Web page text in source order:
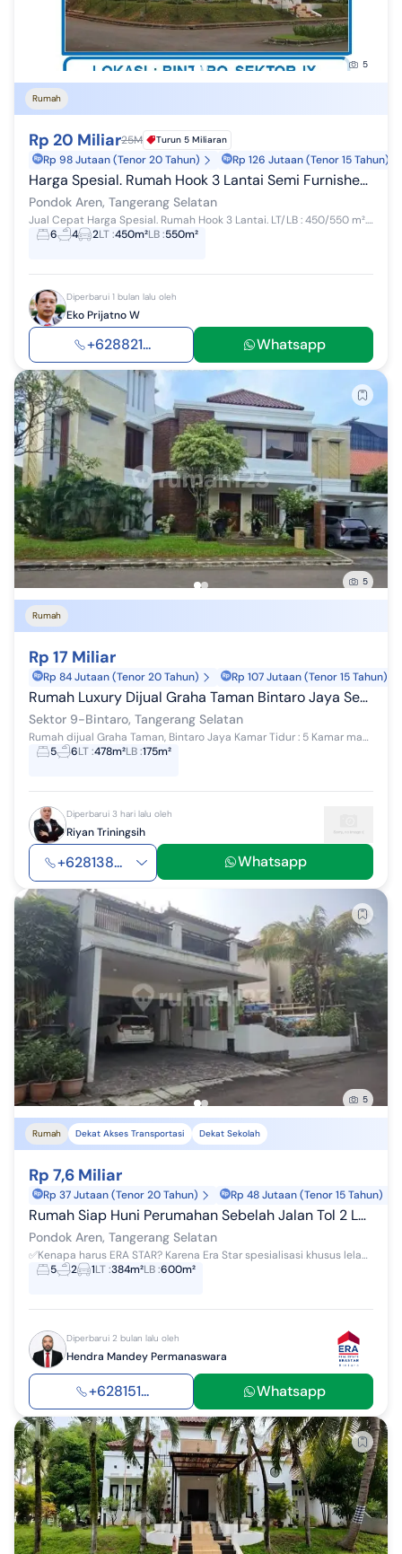
5
Rumah
Rp 20 Miliar25M Turun 5 Miliaran
Rp 98 Jutaan (Tenor 20 Tahun) Rp 126 Jutaan (Tenor 15 Tahun)
Harga Spesial. Rumah Hook 3 Lantai Semi Furnished di Graha Taman Bintaro Jaya Sektor 9, Pondok Aren, Tangerang Selatan.
Pondok Aren, Tangerang Selatan
Jual Cepat Harga Spesial. Rumah Hook 3 Lantai. LT/LB : 450/550 m². Legalitas SHM. Semi Furnished. Lokasi : Graha Taman Bintaro Jaya Sektor 9, Pon...
6
4 2LT:450m²LB:550m²
Diperbarui 1 bulan lalu oleh
Eko Prijatno W
+628821... Whatsapp
5
Rumah
Rp 17 Miliar
Rp 84 Jutaan (Tenor 20 Tahun) Rp 107 Jutaan (Tenor 15 Tahun)
Rumah Luxury Dijual Graha Taman Bintaro Jaya Sektor 9
Sektor 9-Bintaro, Tangerang Selatan
Rumah dijual Graha Taman, Bintaro Jaya Kamar Tidur : 5 Kamar mandi : 6+2 Gudang Musholla Kolam Renang Listrik 13.000 SHM Harga Rp. 17...
5
6LT:478m²LB:175m²
Diperbarui 3 hari lalu oleh
Riyan Triningsih
+628138... Whatsapp
5
Rumah Dekat Akses Transportasi Dekat Sekolah
Rp 7,6 Miliar
Rp 37 Jutaan (Tenor 20 Tahun) Rp 48 Jutaan (Tenor 15 Tahun)
Rumah Siap Huni Perumahan Sebelah Jalan Tol 2 Lantai Bebas Banjir, Ko Bintaro Jaya Graha Taman Hc9 No. 2 Rt.004 Rw. 001, Pondok Pucung, Pondok Aren, Kota Tangerang Selatan, Banten
Pondok Aren, Tangerang Selatan
✅Kenapa harus ERA STAR? Karena Era Star spesialisasi khusus lelang dan RESMI Terdaftar di KEMENTRIAN PERDAGANGAN dengan SIU P4 - Lokasi aset Lel...
5
2 1LT:384m²LB:600m²
Diperbarui 2 bulan lalu oleh
Hendra Mandey Permanaswara
+628151... Whatsapp